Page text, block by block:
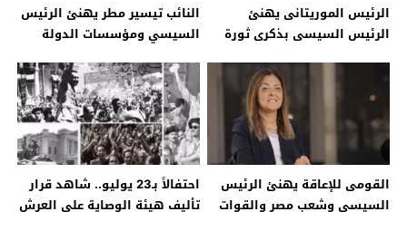
الرئيس الموريتانى يهنئ
الرئيس السيسى بذكرى ثورة
النائب تيسير مطر يهنئ الرئيس
السيسي ومؤسسات الدولة
الخبر اليوم
القومى للإعاقة يهنئ الرئيس
السيسى وشعب مصر والقوات
احتفالاً بـ23 يوليو.. شاهد قرار
تأليف هيئة الوصاية على العرش